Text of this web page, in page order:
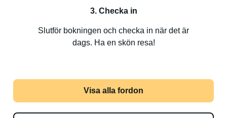
3. Checka in
Slutför bokningen och checka in när det är
dags. Ha en skön resa!
Visa alla fordon